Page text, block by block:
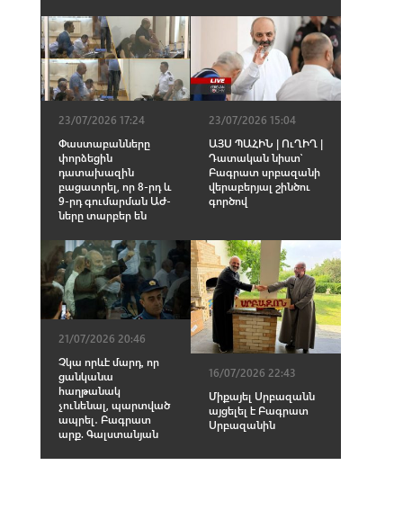
23/07/2026 17:24
Փաստաբանները
փորձեցին
դատախազին
բացատրել, որ 8-րդ և
9-րդ գումարման ԱԺ-
ները տարբեր են
23/07/2026 15:04
ԱՅՍ ՊԱՀԻՆ | ՈւՂԻՂ |
Դատական նիստ՝
Բագրատ սրբազանի
վերաբերյալ շինծու
գործով
21/07/2026 20:46
Չկա որևէ մարդ, որ
ցանկանա
հաղթանակ
չունենալ, պարտված
ապրել․ Բագրատ
արք. Գալստանյան
16/07/2026 22:43
Միքայել Սրբազանն
այցելել է Բագրատ
Սրբազանին